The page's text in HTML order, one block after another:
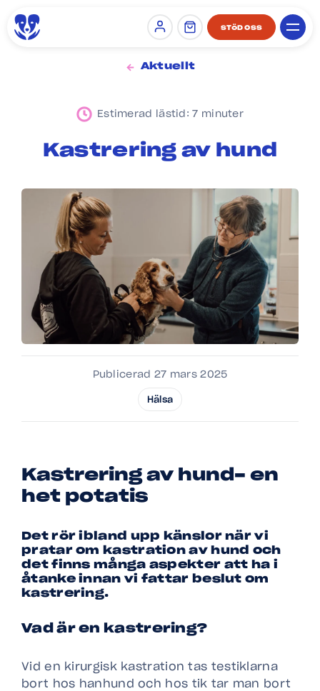
Sign in STÖD OSS
Aktuellt
Estimerad lästid: 7 minuter
Kastrering av hund
Publicerad 27 mars 2025
Hälsa
Kastrering av hund- en
het potatis
Det rör ibland upp känslor när vi
pratar om kastration av hund och
det finns många aspekter att ha i
åtanke innan vi fattar beslut om
kastrering.
Vad är en kastrering?
Vid en kirurgisk kastration tas testiklarna
bort hos hanhund och hos tik tar man bort